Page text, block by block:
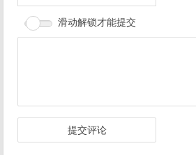
滑动解锁才能提交